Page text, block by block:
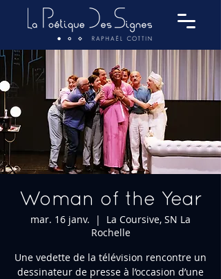
Woman of the Year
mar. 16 janv.
  |
La Coursive, SN La
Rochelle
Une vedette de la télévision rencontre un
dessinateur de presse à l’occasion d’une